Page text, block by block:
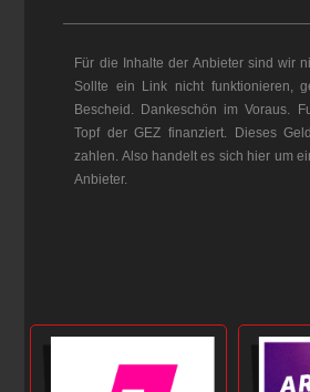
Für die Inhalte der Anbieter sind wir
Sollte ein Link nicht funktionieren,
Bescheid. Dankeschön im Voraus.
Topf der GEZ finanziert. Dieses
zahlen. Also handelt es sich hier um
Anbieter.